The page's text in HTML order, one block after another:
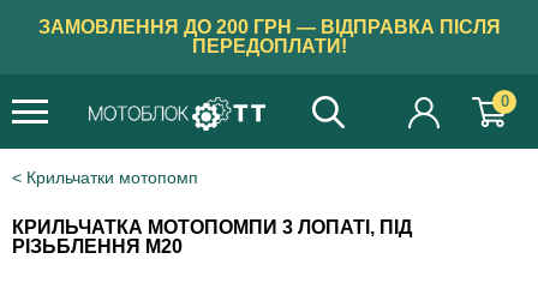
ЗАМОВЛЕННЯ ДО 200 ГРН — ВІДПРАВКА ПІСЛЯ
ПЕРЕДОПЛАТИ!
0
Крильчатки мотопомп
КРИЛЬЧАТКА МОТОПОМПИ 3 ЛОПАТІ, ПІД
РІЗЬБЛЕННЯ М20